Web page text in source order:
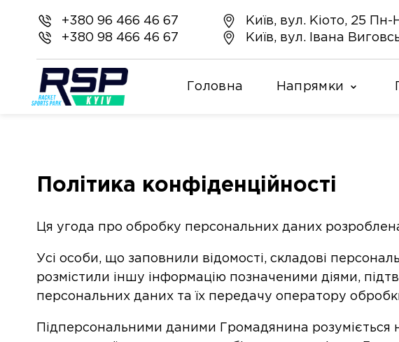
+380 96 466 46 67
Київ, вул. Кіото, 25
+380 98 466 46 67
Київ, вул. Івана
Головна Напрямки
Політика конфіденційності
Ця угода про обробку персональних даних
Усі особи, що заповнили відомості, складові
розмістили іншу інформацію позначеними діями,
персональних даних та їх передачу оператору
Підперсональними даними Громадянина розуміється